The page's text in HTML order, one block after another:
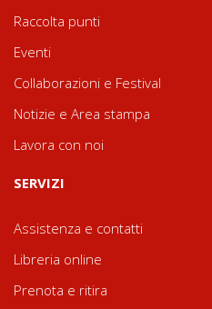
Raccolta punti
Eventi
Collaborazioni e Festival
Notizie e Area stampa
Lavora con noi
SERVIZI
Assistenza e contatti
Libreria online
Prenota e ritira